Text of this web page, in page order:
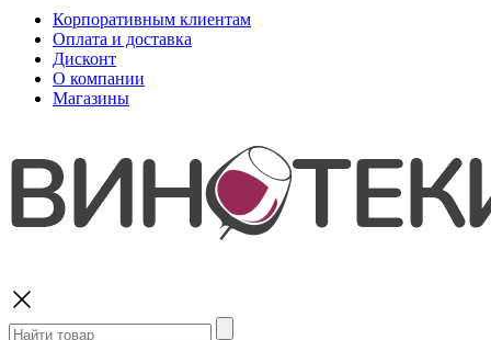
Корпоративным клиентам
Оплата и доставка
Дисконт
О компании
Магазины